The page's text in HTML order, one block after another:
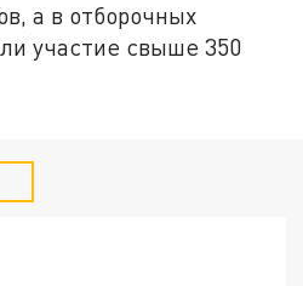
а в отборочных
участие свыше 350